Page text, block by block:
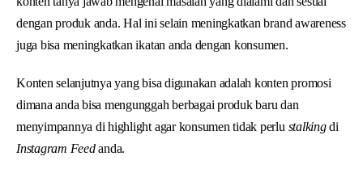
dengan produk anda. Hal ini selain meningkatkan brand awareness
juga bisa meningkatkan ikatan anda dengan konsumen.
Konten selanjutnya yang bisa digunakan adalah konten promosi
dimana anda bisa mengunggah berbagai produk baru dan
menyimpannya di highlight agar konsumen tidak perlu stalkingdi
Instagram Feedanda.